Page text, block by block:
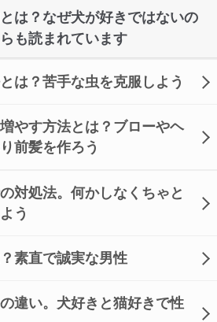
は？なぜ犬が好きではないの
も読まれています
は？苦手な虫を克服しよう
やす方法とは？ブローやヘ
前髪を作ろう
対処法。何かしなくちゃと
う
素直で誠実な男性
違い。犬好きと猫好きで性